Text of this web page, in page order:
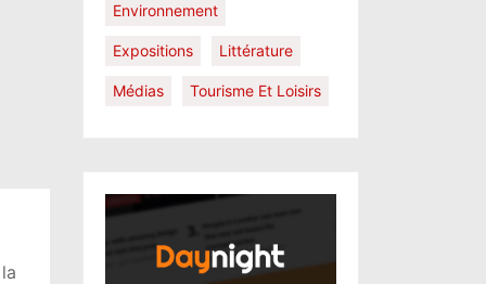
Environnement
Expositions Littérature
Médias Tourisme Et Loisirs